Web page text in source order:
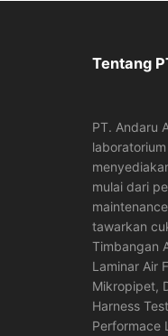
Tentang
PT. Andaru
mulai dari
tawarkan
Timbangan
Laminar Air
Mikropipet,
Harness
Performace